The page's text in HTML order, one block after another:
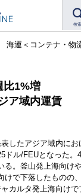
検索
海運＜コンテナ・物
比1%増
ア域内運賃
したアジア域内にお
ドル/FEUとなった
る。釜山発上海向け
けで下落したものの
ャカルタ発上海向け